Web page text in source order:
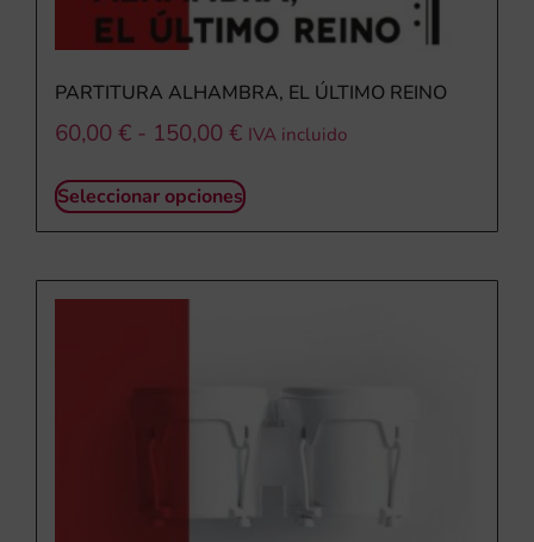
PARTITURA ALHAMBRA, EL ÚLTIMO REINO
60,00 € - 150,00 € IVA incluido
Seleccionar opciones